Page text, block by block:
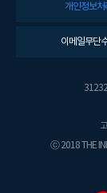
개인정보처
이메일무단
ⓒ 2018 THE